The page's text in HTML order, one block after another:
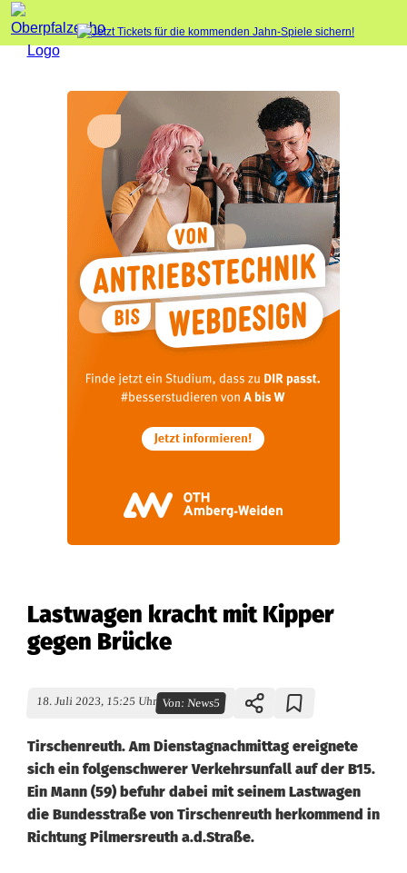
Lastwagen kracht mit Kipper
gegen Brücke
18. Juli 2023, 15:25 Uhr Von:News5
Tirschenreuth. Am Dienstagnachmittag ereignete
sich ein folgenschwerer Verkehrsunfall auf der B15.
Ein Mann (59) befuhr dabei mit seinem Lastwagen
die Bundesstraße von Tirschenreuth herkommend in
Richtung Pilmersreuth a.d.Straße.